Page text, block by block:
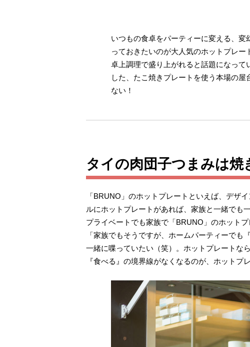
いつもの食卓をパーティーに変える、
っておきたいのが大人気のホットプレ
卓上調理で盛り上がれると話題になっ
した、たこ焼きプレートを使う本場の
ない！
タイの肉団子つまみは
「BRUNO」のホットプレートといえば、デザ
ルにホットプレートがあれば、家族と一緒でも
プライベートでも家族で「BRUNO」のホット
「家族でもそうですが、ホームパーティーで
一緒に喋っていたい（笑）。ホットプレートな
『食べる』の境界線がなくなるのが、ホットプ